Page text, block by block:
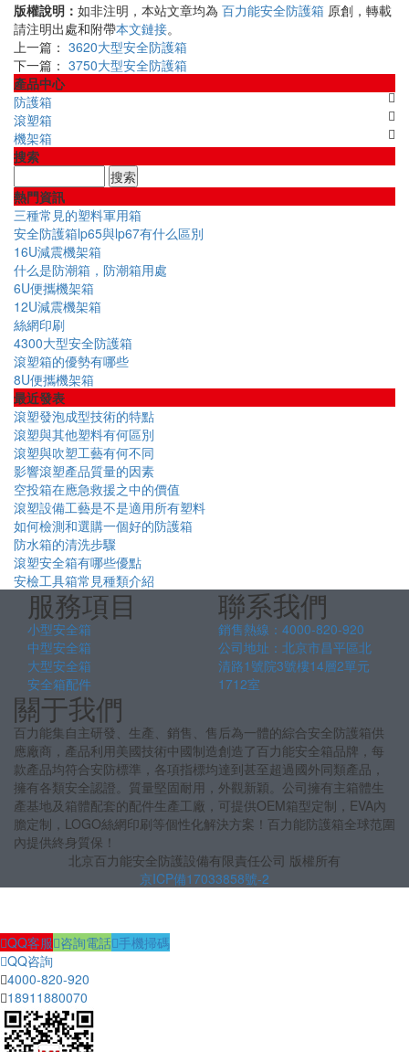
版權說明： 如非注明，本站文章均為 百力能安全防護箱 原創，轉載
請注明出處和附帶本文鏈接。
上一篇： 3620大型安全防護箱
下一篇： 3750大型安全防護箱
產品中心
防護箱
滾塑箱
機架箱
搜索
熱門資訊
三種常見的塑料軍用箱
安全防護箱lp65與lp67有什么區別
16U減震機架箱
什么是防潮箱，防潮箱用處
6U便攜機架箱
12U減震機架箱
絲網印刷
4300大型安全防護箱
滾塑箱的優勢有哪些
8U便攜機架箱
最近發表
滾塑發泡成型技術的特點
滾塑與其他塑料有何區別
滾塑與吹塑工藝有何不同
影響滾塑產品質量的因素
空投箱在應急救援之中的價值
滾塑設備工藝是不是適用所有塑料
如何檢測和選購一個好的防護箱
防水箱的清洗步驟
滾塑安全箱有哪些優點
安檢工具箱常見種類介紹
服務項目
小型安全箱
中型安全箱
大型安全箱
安全箱配件
聯系我們
銷售熱線：4000-820-920
公司地址：北京市昌平區北
清路1號院3號樓14層2單元
1712室
關于我們
百力能集自主研發、生產、銷售、售后為一體的綜合安全防護箱供
應廠商，產品利用美國技術中國制造創造了百力能安全箱品牌，每
款產品均符合安防標準，各項指標均達到甚至超過國外同類產品，
擁有各類安全認證。質量堅固耐用，外觀新穎。公司擁有主箱體生
產基地及箱體配套的配件生產工廠，可提供OEM箱型定制，EVA內
膽定制，LOGO絲網印刷等個性化解決方案！百力能防護箱全球范圍
內提供終身質保！
北京百力能安全防護設備有限責任公司 版權所有
京ICP備17033858號-2
QQ客服 咨詢電話 手機掃碼
QQ咨詢
4000-820-920
18911880070